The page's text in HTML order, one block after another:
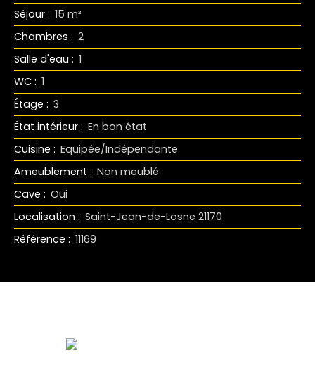
Séjour : 15 m²
Chambres : 2
Salle d'eau : 1
WC : 1
Étage : 3
État intérieur : En bon état
Cuisine : Equipée/Indépendante
Ameublement : Non meublé
Cave : Oui
Localisation : Saint-Jean-de-Losne 21170
Référence : 11169